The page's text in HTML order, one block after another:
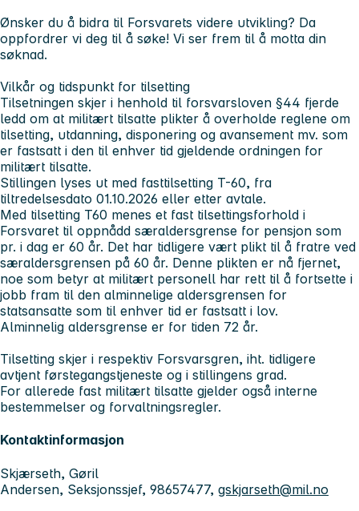
Ønsker du å bidra til Forsvarets videre utvikling? Da
oppfordrer vi deg til å søke! Vi ser frem til å motta din
søknad.
Vilkår og tidspunkt for tilsetting
Tilsetningen skjer i henhold til forsvarsloven §44 fjerde
ledd om at militært tilsatte plikter å overholde reglene om
tilsetting, utdanning, disponering og avansement mv. som
er fastsatt i den til enhver tid gjeldende ordningen for
militært tilsatte.
Stillingen lyses ut med fasttilsetting T-60, fra
tiltredelsesdato 01.10.2026 eller etter avtale.
Med tilsetting T60 menes et fast tilsettingsforhold i
Forsvaret til oppnådd særaldersgrense for pensjon som
pr. i dag er 60 år. Det har tidligere vært plikt til å fratre ved
særaldersgrensen på 60 år. Denne plikten er nå fjernet,
noe som betyr at militært personell har rett til å fortsette i
jobb fram til den alminnelige aldersgrensen for
statsansatte som til enhver tid er fastsatt i lov.
Alminnelig aldersgrense er for tiden 72 år.
Tilsetting skjer i respektiv Forsvarsgren, iht. tidligere
avtjent førstegangstjeneste og i stillingens grad.
For allerede fast militært tilsatte gjelder også interne
bestemmelser og forvaltningsregler.
Kontaktinformasjon
Skjærseth, Gøril
Andersen, Seksjonssjef, 98657477, gskjarseth@mil.no